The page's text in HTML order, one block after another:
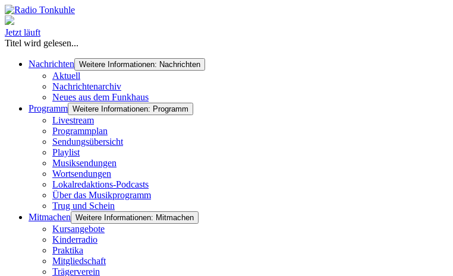
Jetzt läuft
Titel wird gelesen...
Nachrichten Weitere Informationen: Nachrichten
Aktuell
Nachrichtenarchiv
Neues aus dem Funkhaus
Programm Weitere Informationen: Programm
Livestream
Programmplan
Sendungsübersicht
Playlist
Musiksendungen
Wortsendungen
Lokalredaktions-Podcasts
Über das Musikprogramm
Trug und Schein
Mitmachen Weitere Informationen: Mitmachen
Kursangebote
Kinderradio
Praktika
Mitgliedschaft
Trägerverein